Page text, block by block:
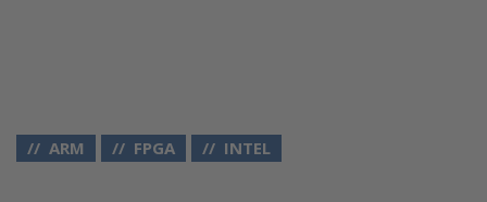
ARM FPGA INTEL